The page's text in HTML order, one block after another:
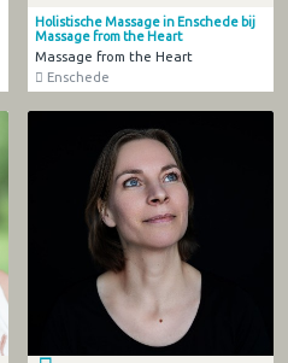
Holistische Massage in Enschede bij
Massage from the Heart
Massage from the Heart
Enschede